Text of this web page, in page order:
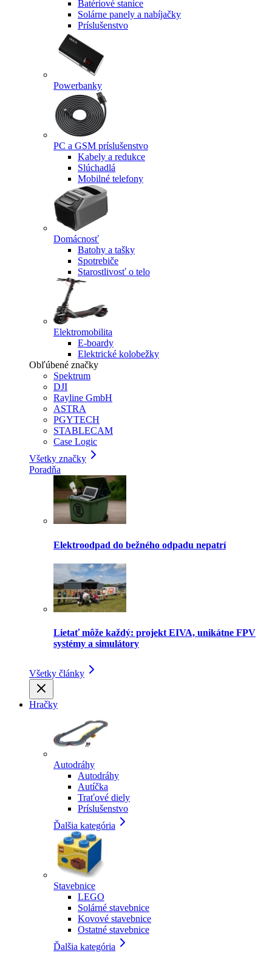
Batériové stanice
Solárne panely a nabíjačky
Príslušenstvo
Powerbanky
PC a GSM príslušenstvo
Kabely a redukce
Slúchadlá
Mobilné telefony
Domácnosť
Batohy a tašky
Spotrebiče
Starostlivosť o telo
Elektromobilita
E-boardy
Elektrické kolobežky
Obľúbené značky
Spektrum
DJI
Rayline GmbH
ASTRA
PGYTECH
STABLECAM
Case Logic
Všetky značky
Poradňa
Elektroodpad do bežného odpadu nepatrí
Lietať môže každý: projekt EIVA, unikátne FPV
systémy a simulátory
Všetky články
Hračky
Autodráhy
Autodráhy
Autíčka
Traťové diely
Príslušenstvo
Ďalšia kategória
Stavebnice
LEGO
Solárné stavebnice
Kovové stavebnice
Ostatné stavebnice
Ďalšia kategória